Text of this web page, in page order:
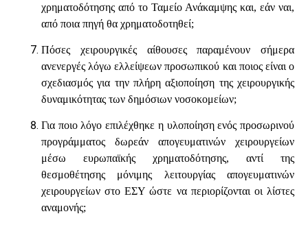
χρηματοδότησης από το Ταμείο Ανάκαμψης και, εάν ναι,
από ποια πηγή θα χρηματοδοτηθεί;
Πόσες χειρουργικές αίθουσες παραμένουν σήμερα
ανενεργές λόγω ελλείψεων προσωπικού και ποιος είναι ο
σχεδιασμός για την πλήρη αξιοποίηση της χειρουργικής
δυναμικότητας των δημόσιων νοσοκομείων;
Για ποιο λόγο επιλέχθηκε η υλοποίηση ενός προσωρινού
προγράμματος δωρεάν απογευματινών χειρουργείων
μέσω ευρωπαϊκής χρηματοδότησης, αντί της
θεσμοθέτησης μόνιμης λειτουργίας απογευματινών
χειρουργείων στο ΕΣΥ ώστε να περιορίζονται οι λίστες
αναμονής;